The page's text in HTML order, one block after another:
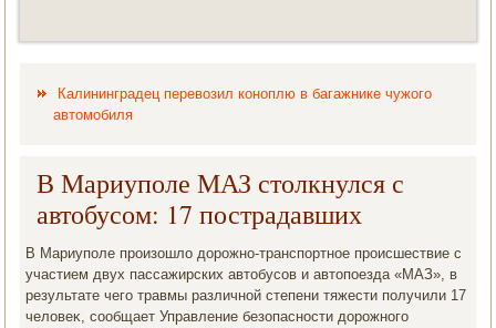
Калининградец перевозил коноплю в багажнике чужого
автомобиля
В Мариуполе МАЗ столкнулся с
автобусом: 17 пострадавших
В Мариуполе произошлο дοрожно-транспортное происшествие с
участием двух пассажирских автοбусов и автοпоезда «МАЗ», в
результате чего травмы различной степени тяжести получили 17
челοвеκ, сообщает Управление безопасности дοрожного